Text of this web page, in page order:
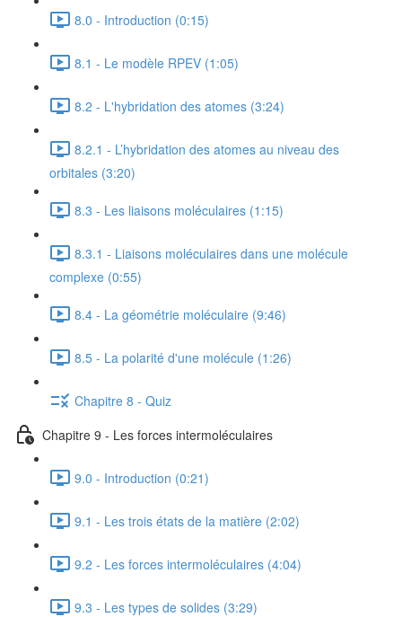
8.0 - Introduction (0:15)
8.1 - Le modèle RPEV (1:05)
8.2 - L'hybridation des atomes (3:24)
8.2.1 - L’hybridation des atomes au niveau des
orbitales (3:20)
8.3 - Les liaisons moléculaires (1:15)
8.3.1 - Liaisons moléculaires dans une molécule
complexe (0:55)
8.4 - La géométrie moléculaire (9:46)
8.5 - La polarité d'une molécule (1:26)
Chapitre 8 - Quiz
Chapitre 9 - Les forces intermoléculaires
9.0 - Introduction (0:21)
9.1 - Les trois états de la matière (2:02)
9.2 - Les forces intermoléculaires (4:04)
9.3 - Les types de solides (3:29)